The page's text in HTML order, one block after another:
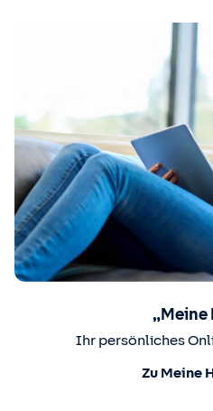
„Meine
Ihr persönliches
Zu Meine